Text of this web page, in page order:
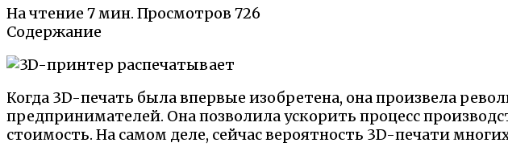
На чтение 7 мин. Просмотров 726
Содержание
Когда 3D-печать была впервые изобретена, она произвела
предпринимателей. Она позволила ускорить процесс
стоимость. На самом деле, сейчас вероятность 3D-печати